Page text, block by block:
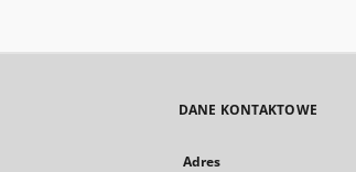
DANE KONTAKTOWE
Adres